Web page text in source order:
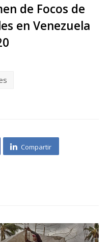
de Focos de
en Venezuela
Compartir